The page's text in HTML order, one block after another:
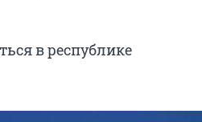
в республике